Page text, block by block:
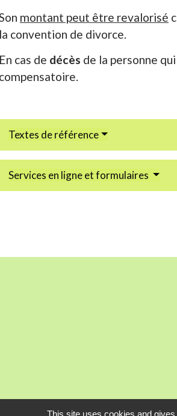
montant peut être revalorisé
la convention de divorce.
En cas de décès de la personne
compensatoire.
Textes de référence
Services en ligne et formulaires
This site uses cookies and